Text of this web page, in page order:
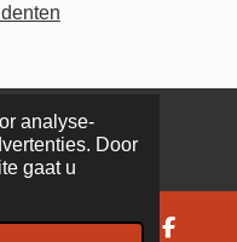
analyse-
Door
gaat u